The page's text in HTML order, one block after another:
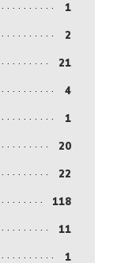
1
2
21
4
1
20
22
118
11
1